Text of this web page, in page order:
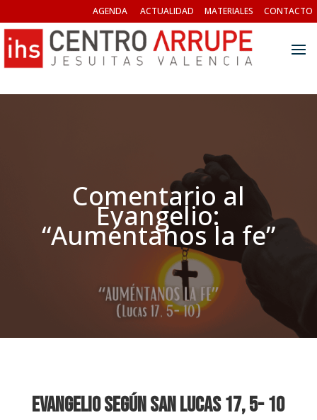
AGENDA ACTUALIDAD MATERIALES CONTACTO
Comentario al
Evangelio:
“Auméntanos la fe”
EVANGELIO SEGÚN SAN LUCAS17, 5- 10